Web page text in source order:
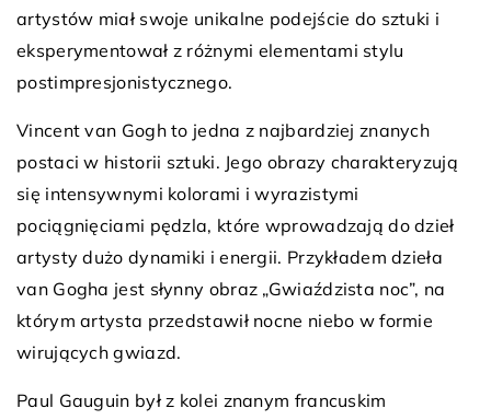
artystów miał swoje unikalne podejście do sztuki i
eksperymentował z różnymi elementami stylu
postimpresjonistycznego.
Vincent van Gogh to jedna z najbardziej znanych
postaci w historii sztuki. Jego obrazy charakteryzują
się intensywnymi kolorami i wyrazistymi
pociągnięciami pędzla, które wprowadzają do dzieł
artysty dużo dynamiki i energii. Przykładem dzieła
van Gogha jest słynny obraz „Gwiaździsta noc”, na
którym artysta przedstawił nocne niebo w formie
wirujących gwiazd.
Paul Gauguin był z kolei znanym francuskim